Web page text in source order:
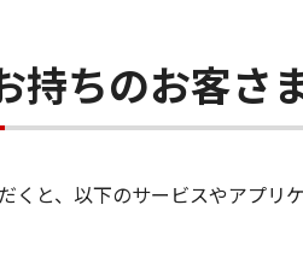
持ちのお客さ
くと、以下のサービスやアプリ